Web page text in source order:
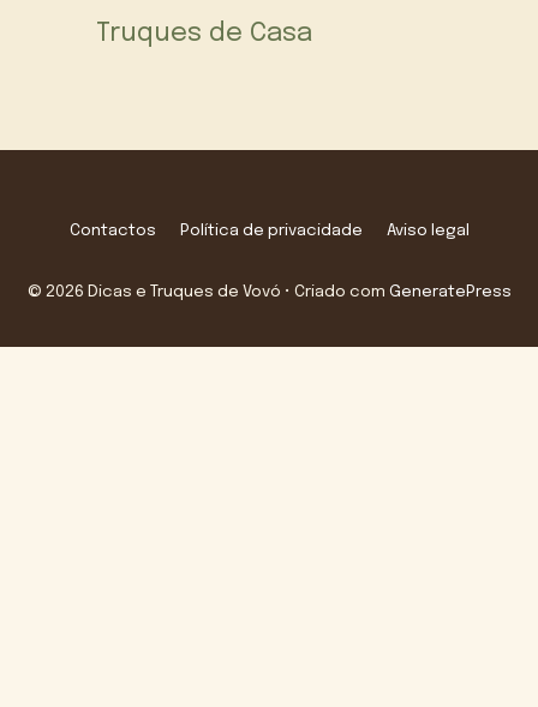
Truques de Casa
Contactos Política de privacidade Aviso legal
© 2026 Dicas e Truques de Vovó • Criado com GeneratePress